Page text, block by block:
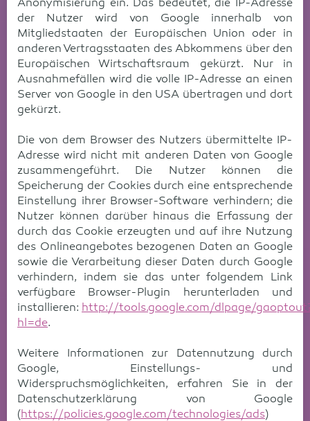
Anonymisierung ein. Das bedeutet, die IP-Adresse
der Nutzer wird von Google innerhalb von
Mitgliedstaaten der Europäischen Union oder in
anderen Vertragsstaaten des Abkommens über den
Europäischen Wirtschaftsraum gekürzt. Nur in
Ausnahmefällen wird die volle IP-Adresse an einen
Server von Google in den USA übertragen und dort
gekürzt.
Die von dem Browser des Nutzers übermittelte IP-
Adresse wird nicht mit anderen Daten von Google
zusammengeführt. Die Nutzer können die
Speicherung der Cookies durch eine entsprechende
Einstellung ihrer Browser-Software verhindern; die
Nutzer können darüber hinaus die Erfassung der
durch das Cookie erzeugten und auf ihre Nutzung
des Onlineangebotes bezogenen Daten an Google
sowie die Verarbeitung dieser Daten durch Google
verhindern, indem sie das unter folgendem Link
verfügbare Browser-Plugin herunterladen und
installieren: http://tools.google.com/dlpage/
hl=de.
Weitere Informationen zur Datennutzung durch
Google, Einstellungs- und
Widerspruchsmöglichkeiten, erfahren Sie in der
Datenschutzerklärung von Google
(https://policies.google.com/technologies/ads)